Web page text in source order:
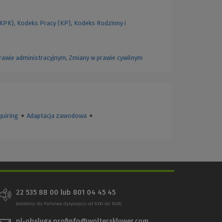
, Kodeks Pracy (KP), Kodeks Rodzinny i
administracyjnym, Zmiany w prawie cywilnym
● Adaptacja zawodowa ●
22 535 88 00 lub 801 04 45 45
Jesteśmy do Państwa dyspozycji od 8:00 do 16:00